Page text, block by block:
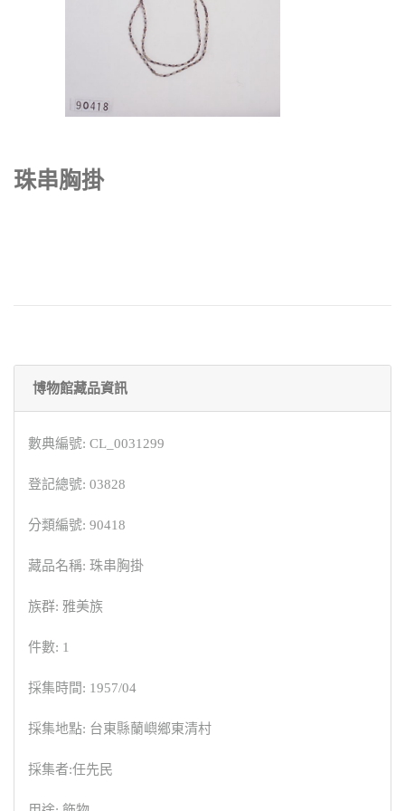
珠串胸掛
博物館藏品資訊
數典編號: CL_0031299
登記總號: 03828
分類編號: 90418
藏品名稱: 珠串胸掛
族群: 雅美族
件數: 1
採集時間: 1957/04
採集地點: 台東縣蘭嶼鄉東清村
採集者:任先民